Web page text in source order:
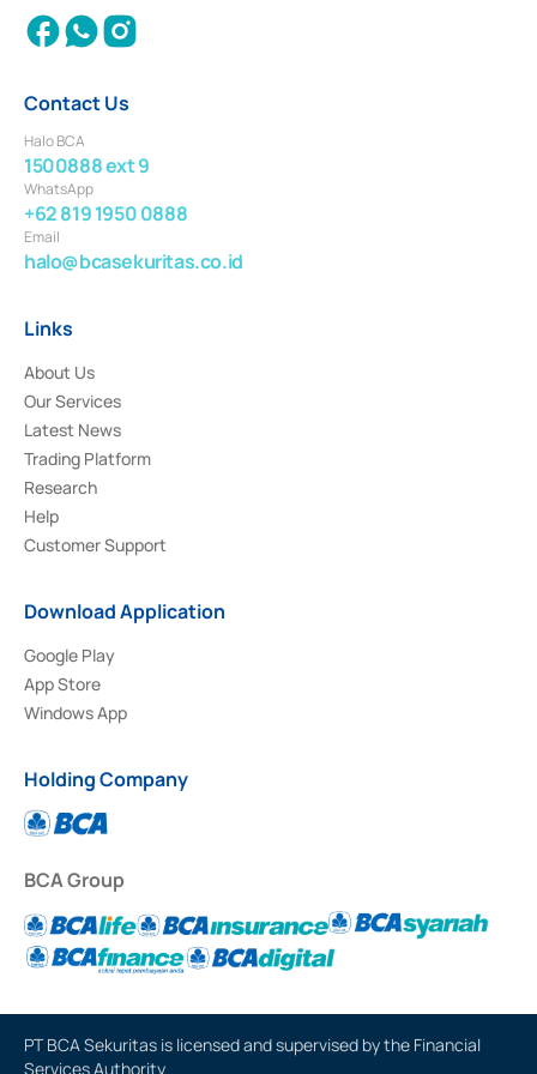
Contact Us
Halo BCA
1500888 ext 9
WhatsApp
+62 819 1950 0888
Email
halo@bcasekuritas.co.id
Links
About Us
Our Services
Latest News
Trading Platform
Research
Help
Customer Support
Download Application
Google Play
App Store
Windows App
Holding Company
BCA Group
PT BCA Sekuritas is licensed and supervised by the Financial
Services Authority